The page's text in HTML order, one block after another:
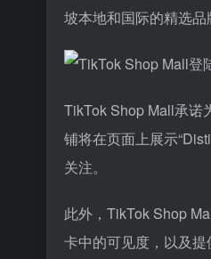
坡本地和国际的精选品
TikTok Shop Mall承诺
铺将在页面上展示“
关注。
此外，TikTok Shop
卡中的可见度，以及